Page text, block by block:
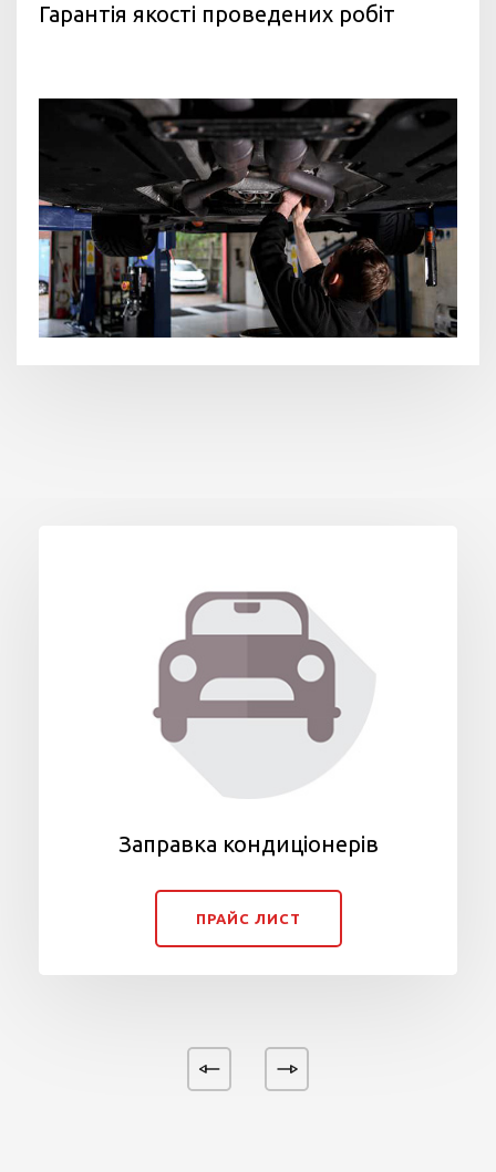
Гарантія якості проведених робіт
Заправка кондиціонерів
ПРАЙС ЛИСТ